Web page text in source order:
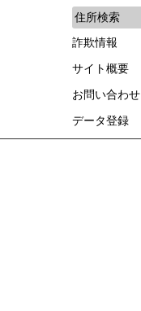
住所検索
詐欺情報
サイト概要
お問い合わせ
データ登録